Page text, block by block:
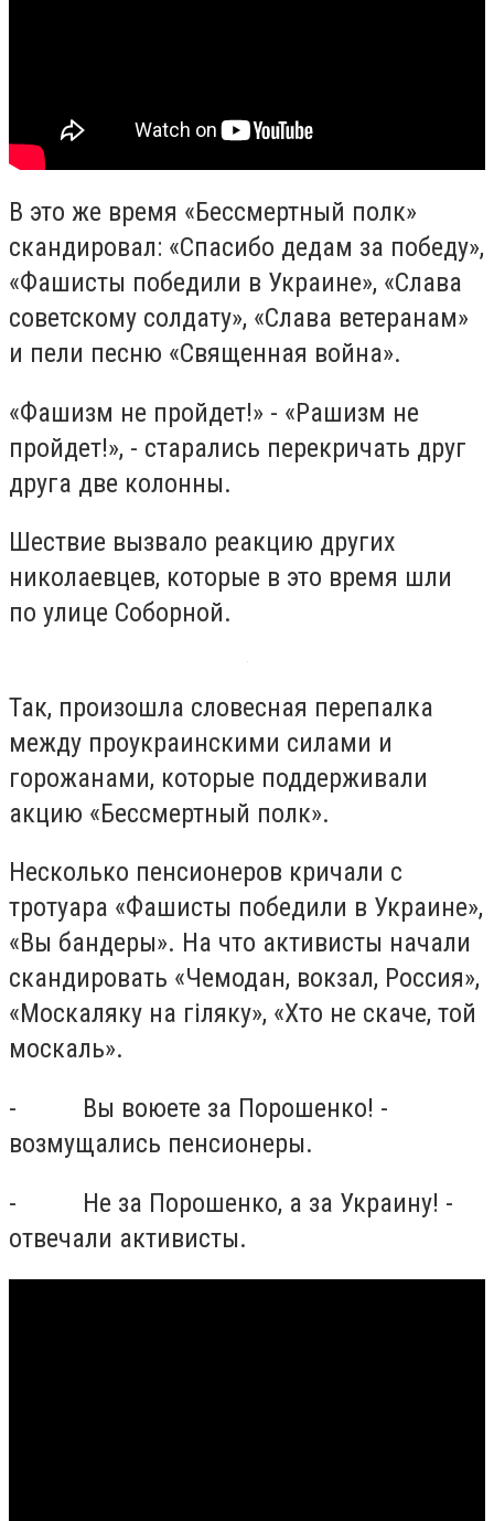
В это же время «Бессмертный полк»
скандировал: «Спасибо дедам за победу»,
«Фашисты победили в Украине», «Слава
советскому солдату», «Слава ветеранам»
и пели песню «Священная война».
«Фашизм не пройдет!» - «Рашизм не
пройдет!», - старались перекричать друг
друга две колонны.
Шествие вызвало реакцию других
николаевцев, которые в это время шли
по улице Соборной.
Так, произошла словесная перепалка
между проукраинскими силами и
горожанами, которые поддерживали
акцию «Бессмертный полк».
Несколько пенсионеров кричали с
тротуара «Фашисты победили в Украине»,
«Вы бандеры». На что активисты начали
скандировать «Чемодан, вокзал, Россия»,
«Москаляку на гіляку», «Хто не скаче, той
москаль».
- Вы воюете за Порошенко! -
возмущались пенсионеры.
- Не за Порошенко, а за Украину! -
отвечали активисты.